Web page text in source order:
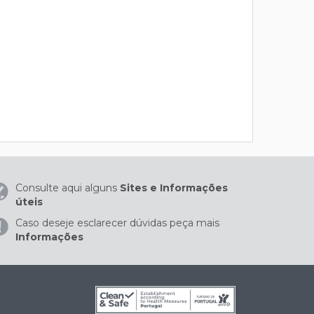
Consulte aqui alguns Sites e Informações
úteis
Caso deseje esclarecer dúvidas peça mais
Informações